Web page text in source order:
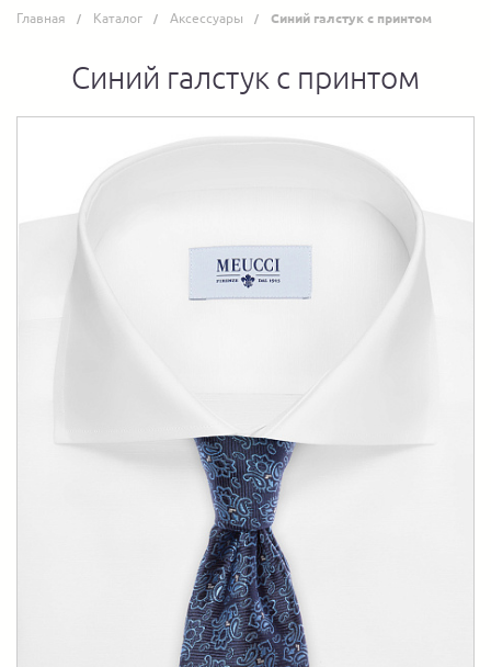
Главная Каталог Аксессуары Синий галстук с принтом
Синий галстук с принтом